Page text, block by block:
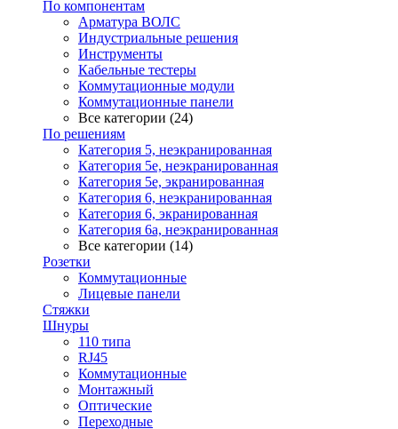
По компонентам
Арматура ВОЛС
Индустриальные решения
Инструменты
Кабельные тестеры
Коммутационные модули
Коммутационные панели
Все категории (24)
По решениям
Категория 5, неэкранированная
Категория 5е, неэкранированная
Категория 5е, экранированная
Категория 6, неэкранированная
Категория 6, экранированная
Категория 6а, неэкранированная
Все категории (14)
Розетки
Коммутационные
Лицевые панели
Стяжки
Шнуры
110 типа
RJ45
Коммутационные
Монтажный
Оптические
Переходные